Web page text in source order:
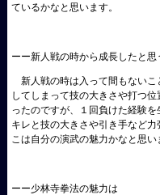
ているかなと思います。
ーー新人戦の時から成長したと思
新人戦の時は入って間もないこ
してしまって技の大きさや打つ
ったのですが、１回負けた経験
キレと技の大きさや引き手など
こは自分の演武の魅力かなと思い
ーー少林寺拳法の魅力は